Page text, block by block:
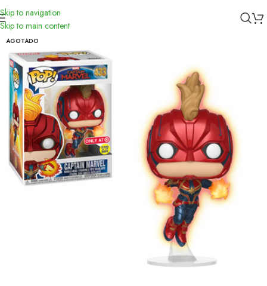
Skip to navigation
Skip to main content
Inicio Funko
AGOTADO